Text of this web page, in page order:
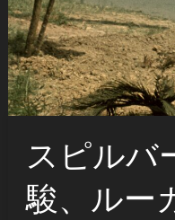
スピルバ
駿、ルー